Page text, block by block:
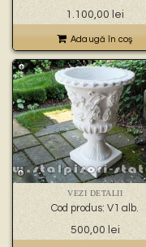
1.100,00 lei
Adaugă în coş
VEZI DETALII
Cod produs: V1 alb.
500,00 lei